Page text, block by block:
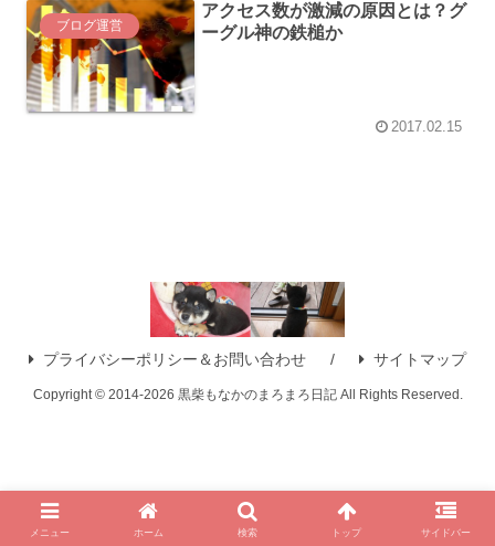
ブログ運営
アクセス数が激減の原因とは？グ
ーグル神の鉄槌か
2017.02.15
プライバシーポリシー＆お問い合わせ サイトマップ
Copyright © 2014-2026 黒柴もなかのまろまろ日記 All Rights Reserved.
メニュー ホーム 検索 トップ サイドバー